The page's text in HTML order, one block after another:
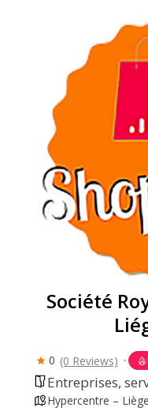
Société
0 (0 Reviews)
Entreprises,
Hypercentre – Liège